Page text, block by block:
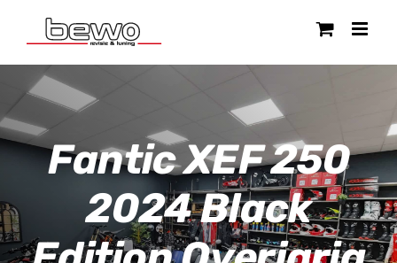
naar
inhoud
Fantic XEF 250
2024 Black